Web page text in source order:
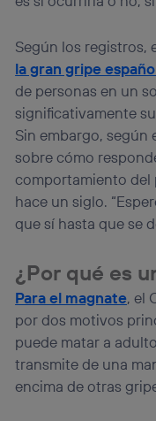
Según los registros,
la gran gripe
de personas en un
significativamente
Sin embargo, según
sobre cómo
comportamiento del
hace un siglo.
que sí hasta que se
¿Por qué es
Para el magnate, el
por dos motivos
puede matar a
transmite de una
encima de otras
navegación del
“Administrar Utiq”
visitando el portal
.
la política de